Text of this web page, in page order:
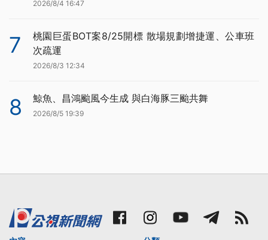
2026/8/4 16:47
7
桃園巨蛋BOT案8/25開標 散場規劃增捷運、公車班
次疏運
2026/8/3 12:34
8 鯨魚、昌鴻颱風今生成 與白海豚三颱共舞
2026/8/5 19:39